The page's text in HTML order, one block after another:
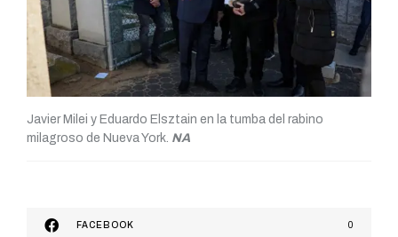
Javier Milei y Eduardo Elsztain en la tumba del rabino
milagroso de Nueva York. NA
FACEBOOK 0